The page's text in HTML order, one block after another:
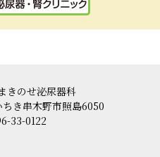
きのせ泌尿器科
き串木野市照島6050
33-0122